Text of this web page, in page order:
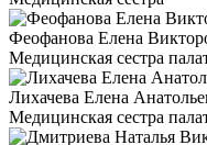
Феофанова Елена
Медицинская сестра
Лихачева Елена
Медицинская сестра